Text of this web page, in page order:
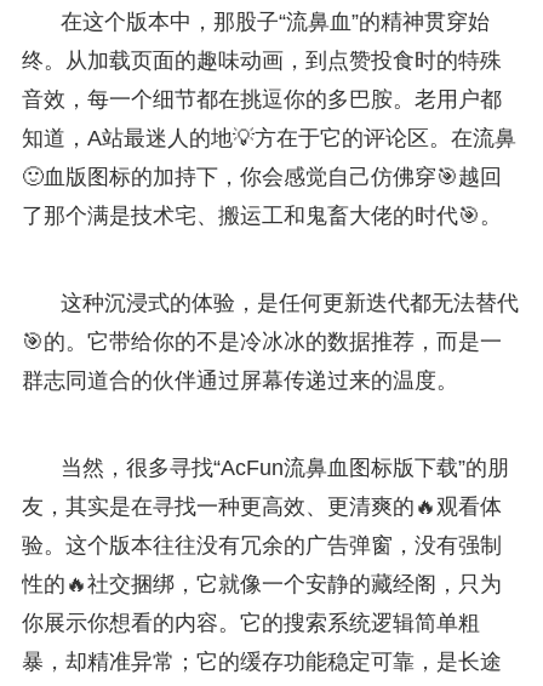
在这个版本中，那股子“流鼻血”的精神贯穿始
终。从加载页面的趣味动画，到点赞投食时的特殊
音效，每一个细节都在挑逗你的多巴胺。老用户都
知道，A站最迷人的地💡方在于它的评论区。在流鼻
🙂血版图标的加持下，你会感觉自己仿佛穿🎯越回
了那个满是技术宅、搬运工和鬼畜大佬的时代🎯。
这种沉浸式的体验，是任何更新迭代都无法替代
🎯的。它带给你的不是冷冰冰的数据推荐，而是一
群志同道合的伙伴通过屏幕传递过来的温度。
当然，很多寻找“AcFun流鼻血图标版下载”的朋
友，其实是在寻找一种更高效、更清爽的🔥观看体
验。这个版本往往没有冗余的广告弹窗，没有强制
性的🔥社交捆绑，它就像一个安静的藏经阁，只为
你展示你想看的内容。它的搜索系统逻辑简单粗
暴，却精准异常；它的缓存功能稳定可靠，是长途